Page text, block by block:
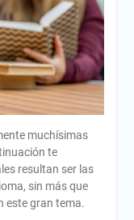
muchísimas
te
resultan ser las
sin más que
este gran tema.